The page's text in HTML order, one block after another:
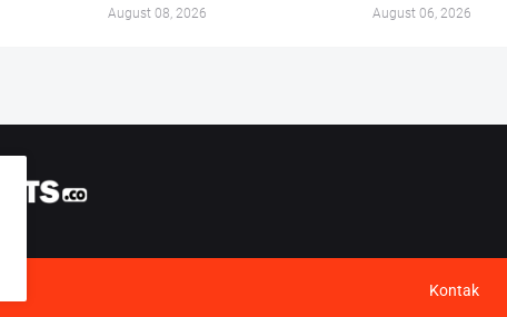
August 08, 2026 August 06, 2026
Kontak